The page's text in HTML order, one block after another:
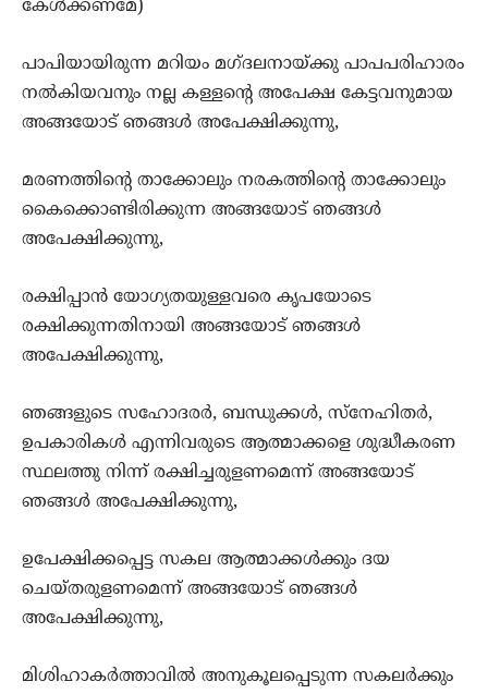
കേള്‍ക്കണമേ)
പാപിയായിരുന്ന മറിയം മഗ്ദലനായ്ക്കു പാപപരിഹാരം
നല്‍കിയവനും നല്ല കള്ളന്‍റെ അപേക്ഷ കേട്ടവനുമായ
അങ്ങയോട് ഞങ്ങള്‍ അപേക്ഷിക്കുന്നു,
മരണത്തിന്‍റെ താക്കോലും നരകത്തിന്‍റെ താക്കോലും
കൈക്കൊണ്ടിരിക്കുന്ന അങ്ങയോട് ഞങ്ങള്‍
അപേക്ഷിക്കുന്നു,
രക്ഷിപ്പാന്‍ യോഗ്യതയുള്ളവരെ കൃപയോടെ
രക്ഷിക്കുന്നതിനായി അങ്ങയോട് ഞങ്ങള്‍
അപേക്ഷിക്കുന്നു,
ഞങ്ങളുടെ സഹോദരര്‍, ബന്ധുക്കള്‍, സ്നേഹിതര്‍,
ഉപകാരികള്‍ എന്നിവരുടെ ആത്മാക്കളെ ശുദ്ധീകരണ
സ്ഥലത്തു നിന്ന്‍ രക്ഷിച്ചരുളണമെന്ന് അങ്ങയോട്
ഞങ്ങള്‍ അപേക്ഷിക്കുന്നു,
ഉപേക്ഷിക്കപ്പെട്ട സകല‍ ആത്മാക്കള്‍ക്കും ദയ
ചെയ്തരുളണമെന്ന് അങ്ങയോട് ഞങ്ങള്‍
അപേക്ഷിക്കുന്നു,
മിശിഹാകര്‍ത്താവില്‍ അനുകൂലപ്പെടുന്ന സകലര്‍ക്കും